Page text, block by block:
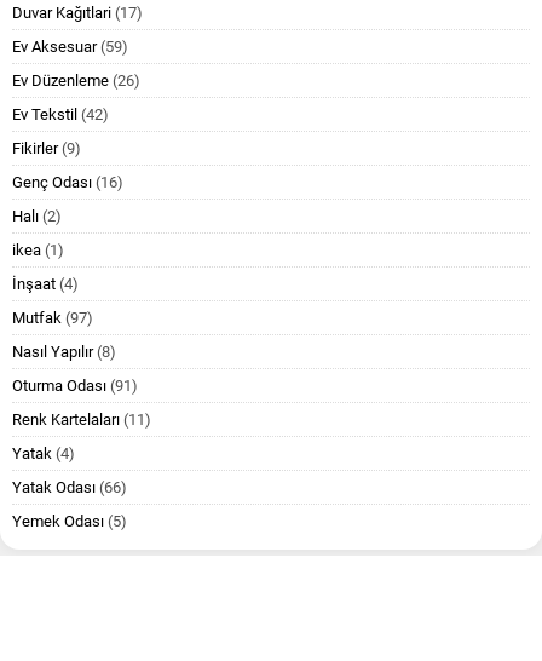
Duvar Kağıtlari (17)
Ev Aksesuar(59)
Ev Düzenleme (26)
Ev Tekstil (42)
Fikirler(9)
Genç Odası (16)
Halı (2)
ikea (1)
İnşaat (4)
Mutfak (97)
Nasıl Yapılır(8)
Oturma Odası (91)
Renk Kartelaları (11)
Yatak (4)
Yatak Odası (66)
Yemek Odası (5)